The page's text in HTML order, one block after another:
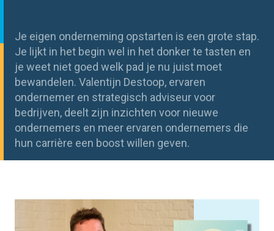
Je eigen onderneming opstarten is een grote stap.
Je lijkt in het begin wel in het donker te tasten en
je weet niet goed welk pad je nu juist moet
bewandelen. Valentijn Destoop, ervaren
ondernemer en strategisch adviseur voor
bedrijven, deelt zijn inzichten voor nieuwe
ondernemers en meer ervaren ondernemers die
hun carrière een boost willen geven.